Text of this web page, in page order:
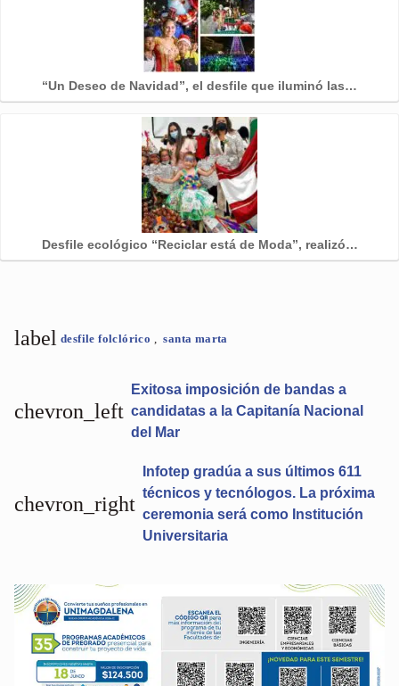
“Un Deseo de Navidad”, el desfile que iluminó las…
Desfile ecológico “Reciclar está de Moda”, realizó…
label desfile folclórico santa marta
chevron_left
Exitosa imposición de bandas a
candidatas a la Capitanía Nacional
del Mar
Infotep gradúa a sus últimos 611
técnicos y tecnólogos. La próxima
ceremonia será como Institución
Universitaria
chevron_right